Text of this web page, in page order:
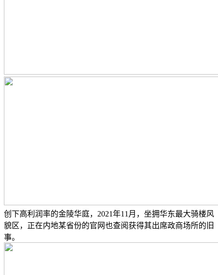
创下高利润率的金陵华庭，2021年11月，坐拥华东最大骑楼风
貌区，正在内地某省份的官网也查阅获得其出席政商场所的旧
事。